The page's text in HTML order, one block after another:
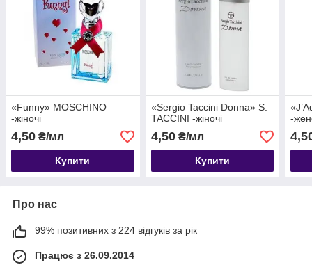
«Funny» MOSCHINO
-жіночі
4,50 ₴/мл
Купити
«Sergio Taccini Donna» S.
TACCINI -жіночі
4,50₴/мл
Купити
-
Про нас
99% позитивних з 224 відгуків за рік
Працює з 26.09.2014